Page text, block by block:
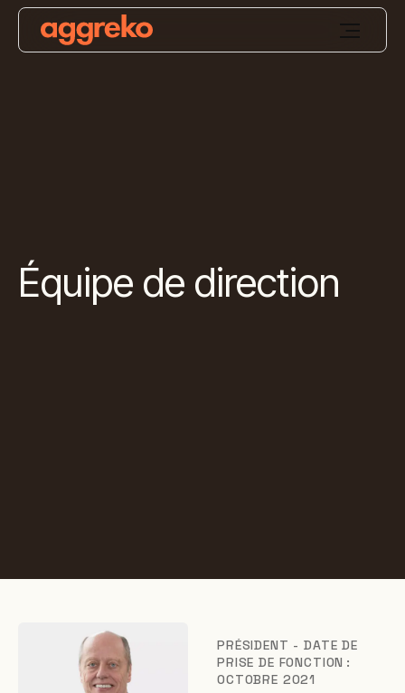
Équipe de direction
PRÉSIDENT - DATE DE
PRISE DE FONCTION :
OCTOBRE 2021